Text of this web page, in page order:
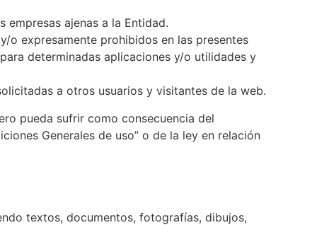
ajenas a la Entidad.
o expresamente prohibidos en las presentes
determinadas aplicaciones y/o utilidades y
a otros usuarios y visitantes de la web.
pueda sufrir como consecuencia del
Generales de uso” o de la ley en relación
textos, documentos, fotografías, dibujos,